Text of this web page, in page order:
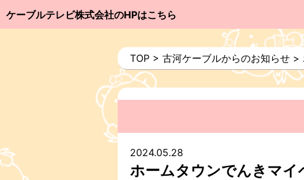
ケーブルテレビ株式会社のHPはこちら
TOP > 古河ケーブルからのお知らせ >
2024.05.28
ホームタウンでんきマ